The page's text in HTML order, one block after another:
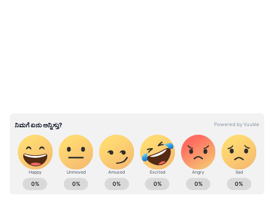
ಕೊನೆಯ ಕೆಲವು ನಿಮಿಷಗಳಲ್ಲಿ ಆಮ್ಲಜನಕದ ಮಟ್ಟಗಳು
ವೇಗವಾಗಿ ಕುಸಿಯುತ್ತವೆ. ಆಗ ದೇಹದ ಪ್ರಮುಖ ಅಂಗಗಳು
ಕಾರ್ಯನಿರ್ವಹಿಸುವುದನ್ನು ನಿಲ್ಲಿಸುತ್ತವೆ. ವ್ಯಕ್ತಿ ಕಣ್ಣು
ತೆರೆದರೂ, ಉಸಿರಾಡುತ್ತಿದ್ದರೂ ಯಾವುದಕ್ಕೂ
ಪ್ರತಿಕ್ರಿಯಿಸಲಾರ.
ABOUT THE AUTHOR